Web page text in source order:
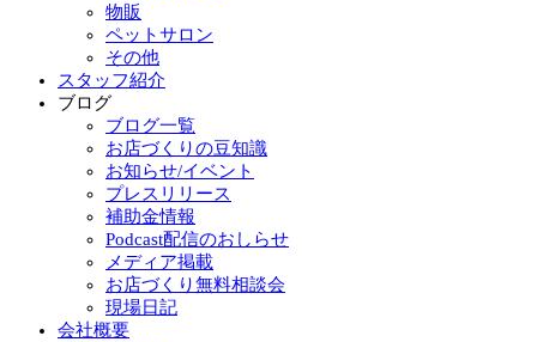
物販
ペットサロン
その他
スタッフ紹介
ブログ
ブログ一覧
お店づくりの豆知識
お知らせ/イベント
プレスリリース
補助金情報
Podcast配信のおしらせ
メディア掲載
お店づくり無料相談会
現場日記
会社概要